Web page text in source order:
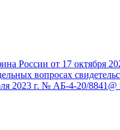
России от 17 октября
вопросах
2023 г. № АБ-4-20/